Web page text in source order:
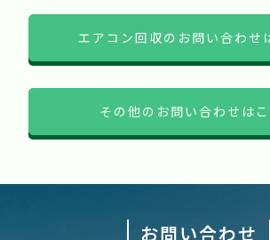
エアコン回収のお問い合わせ
その他のお問い合わせは
お問い合わせ